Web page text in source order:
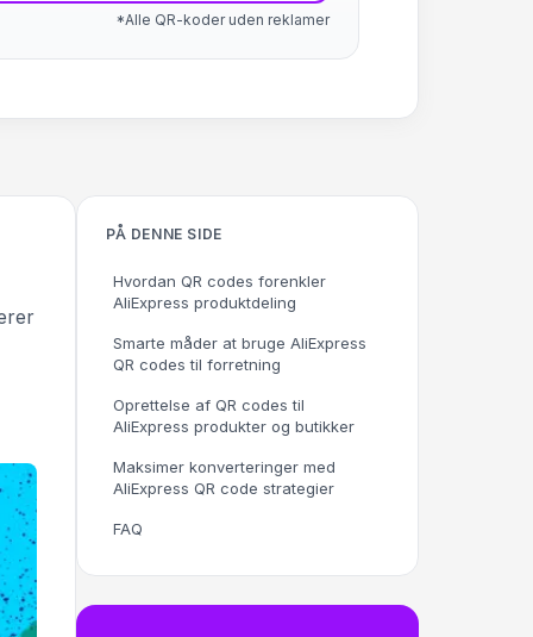
*Alle QR-koder uden reklamer
PÅ DENNE SIDE
Hvordan QR codes forenkler
AliExpress produktdeling
Smarte måder at bruge AliExpress
QR codes til forretning
Oprettelse af QR codes til
AliExpress produkter og butikker
Maksimer konverteringer med
AliExpress QR code strategier
FAQ